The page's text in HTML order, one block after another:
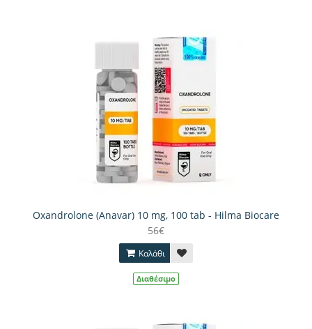
Oxandrolone (Anavar) 10 mg, 100 tab - Hilma Biocare
56€
Καλάθι
Διαθέσιμο